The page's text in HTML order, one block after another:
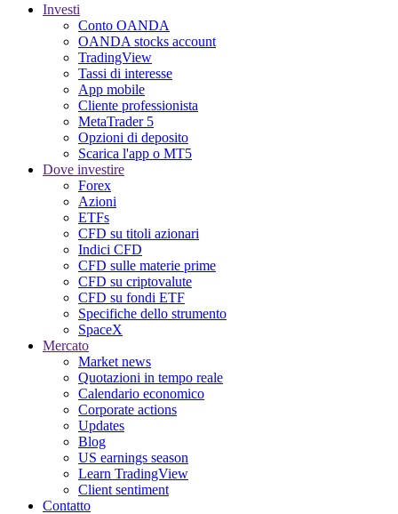
Investi
Conto OANDA
OANDA stocks account
TradingView
Tassi di interesse
App mobile
Cliente professionista
MetaTrader 5
Opzioni di deposito
Scarica l'app o MT5
Dove investire
Forex
Azioni
ETFs
CFD su titoli azionari
Indici CFD
CFD sulle materie prime
CFD su criptovalute
CFD su fondi ETF
Specifiche dello strumento
SpaceX
Mercato
Market news
Quotazioni in tempo reale
Calendario economico
Corporate actions
Updates
Blog
US earnings season
Learn TradingView
Client sentiment
Contatto